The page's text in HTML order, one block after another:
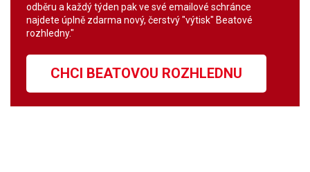
odběru a každý týden pak ve své emailové schránce
najdete úplně zdarma nový, čerstvý "výtisk" Beatové
rozhledny."
CHCI BEATOVOU ROZHLEDNU